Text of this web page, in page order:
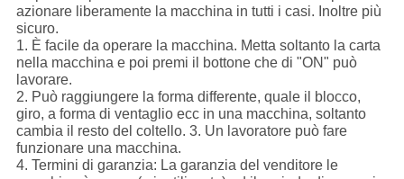
azionare liberamente la macchina in tutti i casi. Inoltre più
sicuro.
1. È facile da operare la macchina. Metta soltanto la carta
nella macchina e poi premi il bottone che di "ON" può
lavorare.
2. Può raggiungere la forma differente, quale il blocco,
giro, a forma di ventaglio ecc in una macchina, soltanto
cambia il resto del coltello. 3. Un lavoratore può fare
funzionare una macchina.
4. Termini di garanzia: La garanzia del venditore le